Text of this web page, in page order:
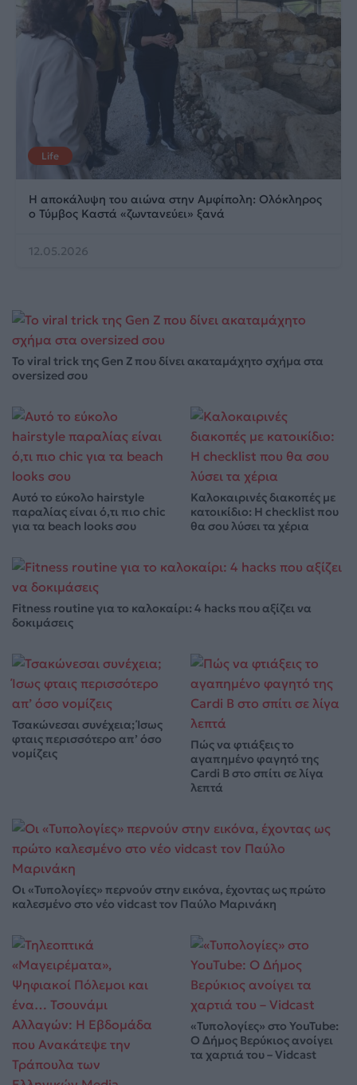
Life
Η αποκάλυψη του αιώνα στην Αμφίπολη: Ολόκληρος
ο Τύμβος Καστά «ζωντανεύει» ξανά
12.05.2026
Το viral trick της Gen Z που δίνει ακαταμάχητο σχήμα στα
oversized σου
Αυτό το εύκολο hairstyle
παραλίας είναι ό,τι πιο chic
για τα beach looks σου
Καλοκαιρινές διακοπές με
κατοικίδιο: Η checklist που
θα σου λύσει τα χέρια
Fitness routine για το καλοκαίρι: 4 hacks που αξίζει να
δοκιμάσεις
Τσακώνεσαι συνέχεια; Ίσως
φταις περισσότερο απ’ όσο
νομίζεις
Πώς να φτιάξεις το
αγαπημένο φαγητό της
Cardi B στο σπίτι σε λίγα
λεπτά
Οι «Τυπολογίες» περνούν στην εικόνα, έχοντας ως πρώτο
καλεσμένο στο νέο vidcast τον Παύλο Μαρινάκη
«Τυπολογίες» στο YouTube:
Ο Δήμος Βερύκιος ανοίγει
τα χαρτιά του – Vidcast